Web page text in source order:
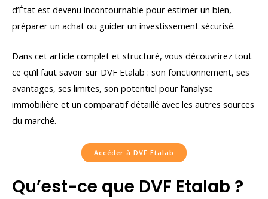
d’État est devenu incontournable pour estimer un bien,
préparer un achat ou guider un investissement sécurisé.
Dans cet article complet et structuré, vous découvrirez tout
ce qu’il faut savoir sur DVF Etalab : son fonctionnement, ses
avantages, ses limites, son potentiel pour l’analyse
immobilière et un comparatif détaillé avec les autres sources
du marché.
Accéder à DVF Etalab
Qu’est-ce que DVF Etalab ?